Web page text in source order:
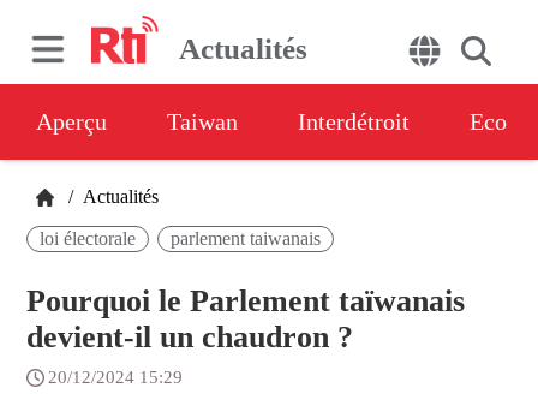
Actualités
Aperçu Taiwan Interdétroit Eco
/ Actualités
loi électorale parlement taiwanais
Pourquoi le Parlement taïwanais
devient-il un chaudron ?
20/12/2024 15:29